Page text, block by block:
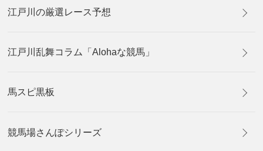
江戸川の厳選レース予想
江戸川乱舞コラム「Alohaな競馬」
馬スピ黒板
競馬場さんぽシリーズ